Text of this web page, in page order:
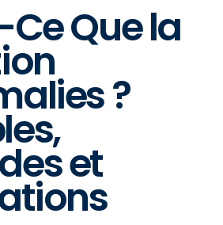
Que la
?
et